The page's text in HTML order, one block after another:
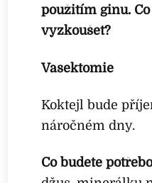
použitím ginu.
vyzkoušet?
Vasektomie
Koktejl bude
náročném dny.
Co budete